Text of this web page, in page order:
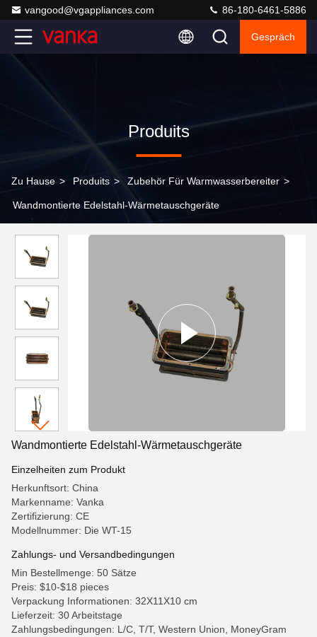
vangood@vgappliances.com 86-180-6461-5886
Gespräch
Produits
Zu Hause > Produits > Zubehör Für Warmwasserbereiter >
Wandmontierte Edelstahl-Wärmetauschgeräte
Wandmontierte Edelstahl-Wärmetauschgeräte
Einzelheiten zum Produkt
Herkunftsort: China
Markenname: Vanka
Zertifizierung: CE
Modellnummer: Die WT-15
Zahlungs- und Versandbedingungen
Min Bestellmenge: 50 Sätze
Preis: $10-$18 pieces
Verpackung Informationen: 32X11X10 cm
Lieferzeit: 30 Arbeitstage
Zahlungsbedingungen: L/C, T/T, Western Union, MoneyGram